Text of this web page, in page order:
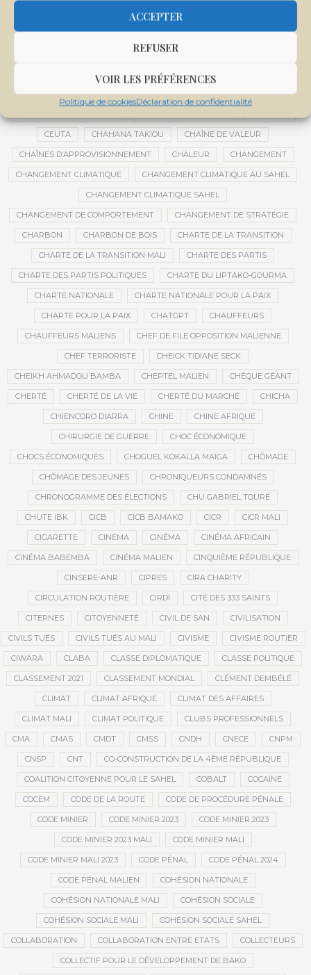
ACCEPTER
REFUSER
VOIR LES PRÉFÉRENCES
Politique de cookiesDéclaration de confidentialité
CENTRE INTERNATIONAL DE CONFÉRENCES DE BAMAKO
CENTRE MALI
CENTRE NATIONAL DES EXAMENS ET CONCOURS DE L’ÉDUCATION
CENTRES DE DONNÉES CERCLE DE RÉFLEXION À DISTANCE
CÉRÉALES CÉRÉALES RUSSES CÉRÉMONIE DE DÉCORATION
CEUTA CHAHANA TAKIOU CHAÎNE DE VALEUR
CHAÎNES D’APPROVISIONNEMENT CHALEUR CHANGEMENT
CHANGEMENT CLIMATIQUE CHANGEMENT CLIMATIQUE AU SAHEL
CHANGEMENT CLIMATIQUE SAHEL
CHANGEMENT DE COMPORTEMENT CHANGEMENT DE STRATÉGIE
CHARBON CHARBON DE BOIS CHARTE DE LA TRANSITION
CHARTE DE LA TRANSITION MALI CHARTE DES PARTIS
CHARTE DES PARTIS POLITIQUES CHARTE DU LIPTAKO-GOURMA
CHARTE NATIONALE CHARTE NATIONALE POUR LA PAIX
CHARTE POUR LA PAIX CHATGPT CHAUFFEURS
CHAUFFEURS MALIENS CHEF DE FILE OPPOSITION MALIENNE
CHEF TERRORISTE CHEICK TIDIANE SECK
CHEIKH AHMADOU BAMBA CHEPTEL MALIEN CHÈQUE GÉANT
CHERTÉ CHERTÉ DE LA VIE CHERTÉ DU MARCHÉ CHICHA
CHIENCORO DIARRA CHINE CHINE AFRIQUE
CHIRURGIE DE GUERRE CHOC ÉCONOMIQUE
CHOCS ÉCONOMIQUES CHOGUEL KOKALLA MAÏGA CHÔMAGE
CHÔMAGE DES JEUNES CHRONIQUEURS CONDAMNÉS
CHRONOGRAMME DES ÉLECTIONS CHU GABRIEL TOURÉ
CHUTE IBK CICB CICB BAMAKO CICR CICR MALI
CIGARETTE CINEMA CINÉMA CINÉMA AFRICAIN
CINÉMA BABEMBA CINÉMA MALIEN CINQUIÈME RÉPUBLIQUE
CINSERE-ANR CIPRES CIRA CHARITY
CIRCULATION ROUTIÈRE CIRDI CITÉ DES 333 SAINTS
CITERNES CITOYENNETÉ CIVIL DE SAN CIVILISATION
CIVILS TUÉS CIVILS TUÉS AU MALI CIVISME CIVISME ROUTIER
CIWARA CLABA CLASSE DIPLOMATIQUE CLASSE POLITIQUE
CLASSEMENT 2021 CLASSEMENT MONDIAL CLÉMENT DEMBÉLÉ
CLIMAT CLIMAT AFRIQUE CLIMAT DES AFFAIRES
CLIMAT MALI CLIMAT POLITIQUE CLUBS PROFESSIONNELS
CMA CMAS CMDT CMSS CNDH CNECE CNPM
CNSP CNT CO-CONSTRUCTION DE LA 4ÈME RÉPUBLIQUE
COALITION CITOYENNE POUR LE SAHEL COBALT COCAÏNE
COCEM CODE DE LA ROUTE CODE DE PROCÉDURE PÉNALE
CODE MINIER CODE MINIER 2023 CODE MINIER 2023
CODE MINIER 2023 MALI CODE MINIER MALI
CODE MINIER MALI 2023 CODE PÉNAL CODE PÉNAL 2024
CODE PÉNAL MALIEN COHÉSION NATIONALE
COHÉSION NATIONALE MALI COHÉSION SOCIALE
COHÉSION SOCIALE MALI COHÉSION SOCIALE SAHEL
COLLABORATION COLLABORATION ENTRE ETATS COLLECTEURS
COLLECTIF POUR LE DÉVELOPPEMENT DE BAKO